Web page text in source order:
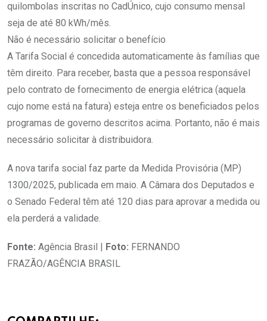
quilombolas inscritas no CadÚnico, cujo consumo mensal
seja de até 80 kWh/mês.
Não é necessário solicitar o benefício
A Tarifa Social é concedida automaticamente às famílias que
têm direito. Para receber, basta que a pessoa responsável
pelo contrato de fornecimento de energia elétrica (aquela
cujo nome está na fatura) esteja entre os beneficiados pelos
programas de governo descritos acima. Portanto, não é mais
necessário solicitar à distribuidora.
A nova tarifa social faz parte da Medida Provisória (MP)
1300/2025, publicada em maio. A Câmara dos Deputados e
o Senado Federal têm até 120 dias para aprovar a medida ou
ela perderá a validade.
Fonte: Agência Brasil | Foto: FERNANDO
FRAZÃO/AGÊNCIA BRASIL